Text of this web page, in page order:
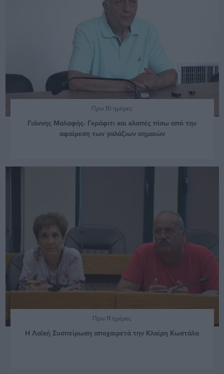
Πριν 10 ημέρες
Γιάννης Μαλαφής- Γκράφιτι και κλοπές πίσω από την
αφαίρεση των γαλάζιων σημαιών
Πριν 11 ημέρες
Η Λαϊκή Συσπείρωση αποχαιρετά την Κλαίρη Κωστάλα